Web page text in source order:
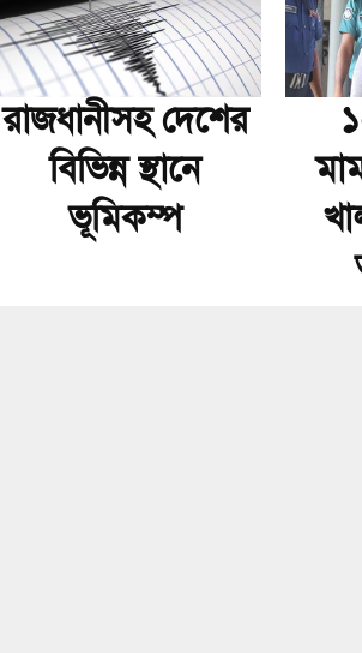
রাজধানীসহ দেশের
বিভিন্ন স্থানে
ভূমিকম্প